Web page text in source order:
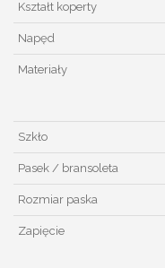
Kształt koperty
Napęd
Materiały
Szkło
Pasek / bransoleta
Rozmiar paska
Zapięcie